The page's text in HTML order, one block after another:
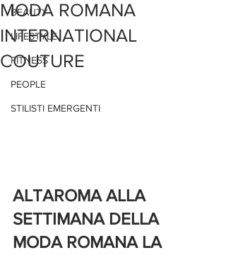
BEAUTY
LIFESTYLE
FITNESS
PEOPLE
STILISTI EMERGENTI
MODA ROMANA
INTERNATIONAL
COUTURE
ALTAROMA ALLA
SETTIMANA DELLA
MODA ROMANA LA